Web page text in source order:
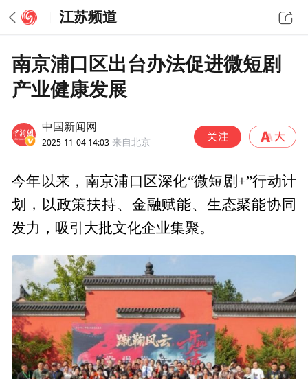
江苏频道
南京浦口区出台办法促进微短剧
产业健康发展
中国新闻网
2025-11-04 14:03 来自北京
今年以来，南京浦口区深化“微短剧+”行动计
划，以政策扶持、金融赋能、生态聚能协同
发力，吸引大批文化企业集聚。